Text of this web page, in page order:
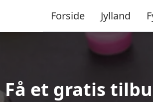
Forside Jylland
et gratis